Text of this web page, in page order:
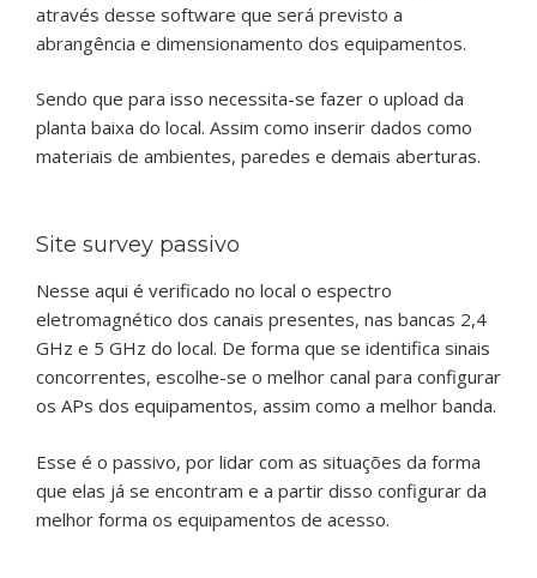
através desse software que será previsto a
abrangência e dimensionamento dos equipamentos.
Sendo que para isso necessita-se fazer o upload da
planta baixa do local. Assim como inserir dados como
materiais de ambientes, paredes e demais aberturas.
Site survey passivo
Nesse aqui é verificado no local o espectro
eletromagnético dos canais presentes, nas bancas 2,4
GHz e 5 GHz do local. De forma que se identifica sinais
concorrentes, escolhe-se o melhor canal para configurar
os APs dos equipamentos, assim como a melhor banda.
Esse é o passivo, por lidar com as situações da forma
que elas já se encontram e a partir disso configurar da
melhor forma os equipamentos de acesso.